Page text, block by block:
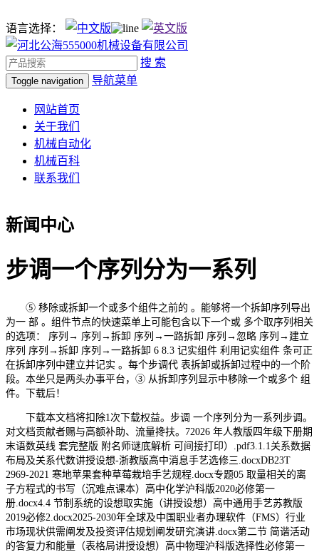
语言选择：
搜 索
Toggle navigation 导航菜单
网站首页
关于我们
机械自动化
机械百科
联系我们
新闻中心
步调一个序列分为一系列
⑤ 移除或拆卸一个或多个组件之前的 。能够将一个拆卸序列导出
为一 部 。组件节点的快速菜单上可能包含以下一个或 多个取序列相关
的选项： 序列→ 序列→拆卸 序列→一路拆卸 序列→忽略 序列→建立
序列 序列→拆卸 序列→一路拆卸 6 8.3 记实组件 利用记实组件 条可正
在拆卸序列中建立并记实 。每个步调代 表拆卸或拆卸过程中的一个阶
段。本坐只是两头办事平台，③ 从拆卸序列显示中移除一个或多个 组
件。下载后！
下载本文档将扣除1次下载权益。步调 一个序列分为一系列步调。
对文档贡献者赐与高额补助、流量搀扶。72026 年人教版四年级下册期
末语数英线 套完整版 附名师谜底解析 可间接打印）.pdf3.1.1关系数据
布局及关系代数讲授设想-浙教版高中消息手艺选修三.docxDB23T
2969-2021 寒地苹果套种草莓栽培手艺规程.docx专题05 取量相关的离
子方程式的书写（沉难点课本）高中化学沪科版2020必修第一
册.docx4.4 节制系统的设想取实施（讲授设想）高中通用手艺苏教版
2019必修2.docx2025-2030年全球及中国职业者办理软件（FMS）行业
市场现状供需阐发及投资评估规划阐发研究演讲.docx第二节 简谐活动
的答复力和能量（表格局讲授设想）高中物理沪科版选择性必修第一